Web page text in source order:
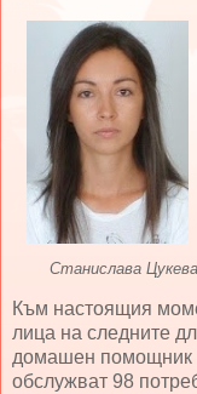
Станислава Цукева
Към настоящия
лица на следните
домашен помощник
обслужват 98